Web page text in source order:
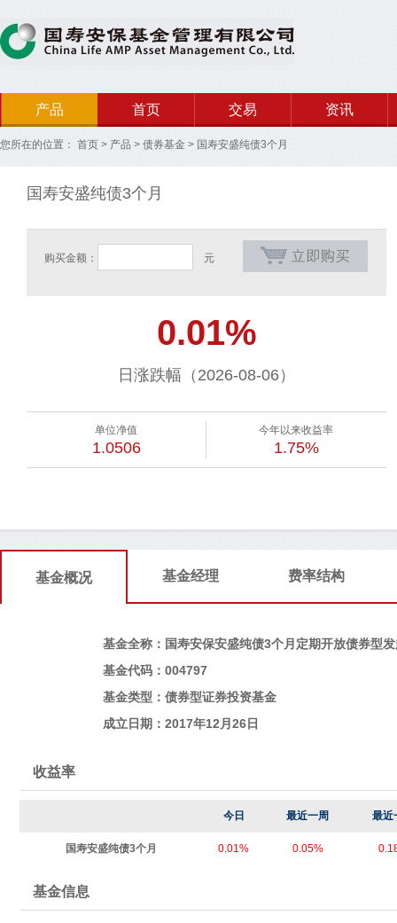
产品 首页 交易 资讯
您所在的位置： 首页 > 产品 > 债券基金 > 国寿安盛纯债3个月
国寿安盛纯债3个月
购买金额： 元
0.01%
日涨跌幅（2026-08-06）
单位净值
1.0506
今年以来收益率
1.75%
基金概况 基金经理 费率结构